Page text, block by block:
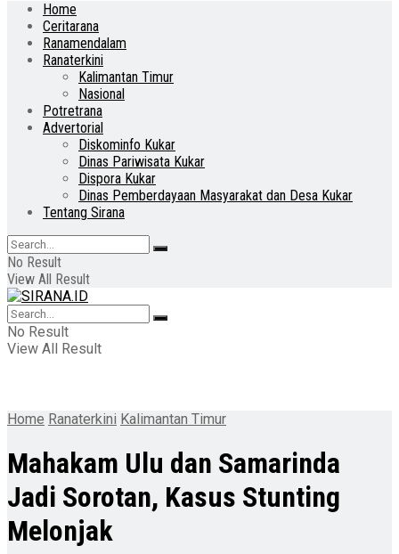
Home
Ceritarana
Ranamendalam
Ranaterkini
Kalimantan Timur
Nasional
Potretrana
Advertorial
Diskominfo Kukar
Dinas Pariwisata Kukar
Dispora Kukar
Dinas Pemberdayaan Masyarakat dan Desa Kukar
Tentang Sirana
No Result
View All Result
No Result
View All Result
Home Ranaterkini Kalimantan Timur
Mahakam Ulu dan Samarinda
Jadi Sorotan, Kasus Stunting
Melonjak